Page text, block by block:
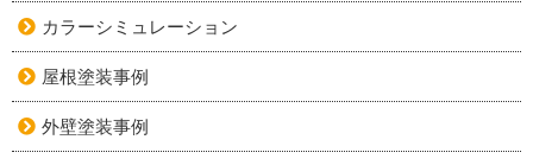
カラーシミュレーション
屋根塗装事例
外壁塗装事例